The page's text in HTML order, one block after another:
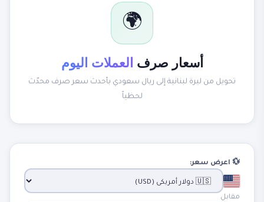
🌍
أسعار صرف العملات اليوم
تحويل من ليرة لبنانية إلى ريال سعودي بأحدث سعر صرف محدّث
لحظياً
💱 اعرض سعر:
مقابل